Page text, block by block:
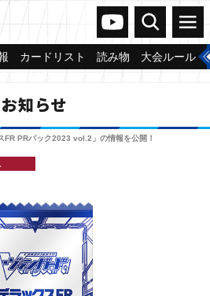
ヴァンガードch
検索 メニュー
カードリスト 読み物 大会ルール
お知らせ
FR PRパック2023 vol.2」の情報を公開！